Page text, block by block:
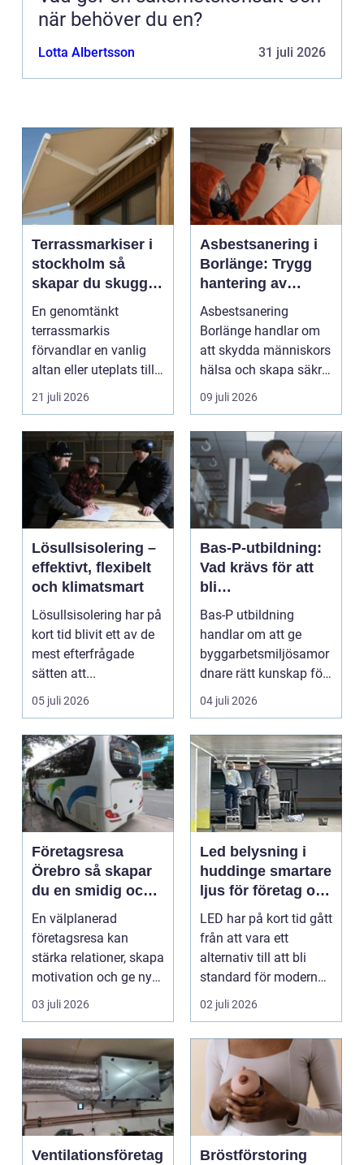
när behöver du en?
Lotta Albertsson 31 juli 2026
Terrassmarkiser i
stockholm så
skapar du skugga,
stil och komfort på
uteplatsen
En genomtänkt
terrassmarkis
förvandlar en vanlig
altan eller uteplats till
ett extra rum under
somma...
21 juli 2026
Asbestsanering i
Borlänge: Trygg
hantering av
farliga fibrer
Asbestsanering
Borlänge handlar om
att skydda människors
hälsa och skapa säkra
m...
09 juli 2026
Lösullsisolering –
effektivt, flexibelt
och klimatsmart
Lösullsisolering har på
kort tid blivit ett av de
mest efterfrågade
sätten att...
05 juli 2026
Bas-P-utbildning:
Vad krävs för att
bli
byggarbetsmiljösa
mordnare?
Bas-P utbildning
handlar om att ge
byggarbetsmiljösamor
dnare rätt kunskap för
att pla...
04 juli 2026
Företagsresa
Örebro så skapar
du en smidig och
minnesvärd resa
för hela teamet
En välplanerad
företagsresa kan
stärka relationer, skapa
motivation och ge ny
energi till både chefe...
03 juli 2026
Led belysning i
huddinge smartare
ljus för företag och
fastigheter
LED har på kort tid gått
från att vara ett
alternativ till att bli
standard för modern
belysning. Fö...
02 juli 2026
Ventilationsföretag
Bröstförstoring